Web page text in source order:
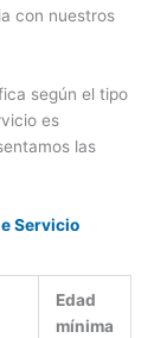
con nuestros
según el tipo
es
las
Servicio
Edad
mínima